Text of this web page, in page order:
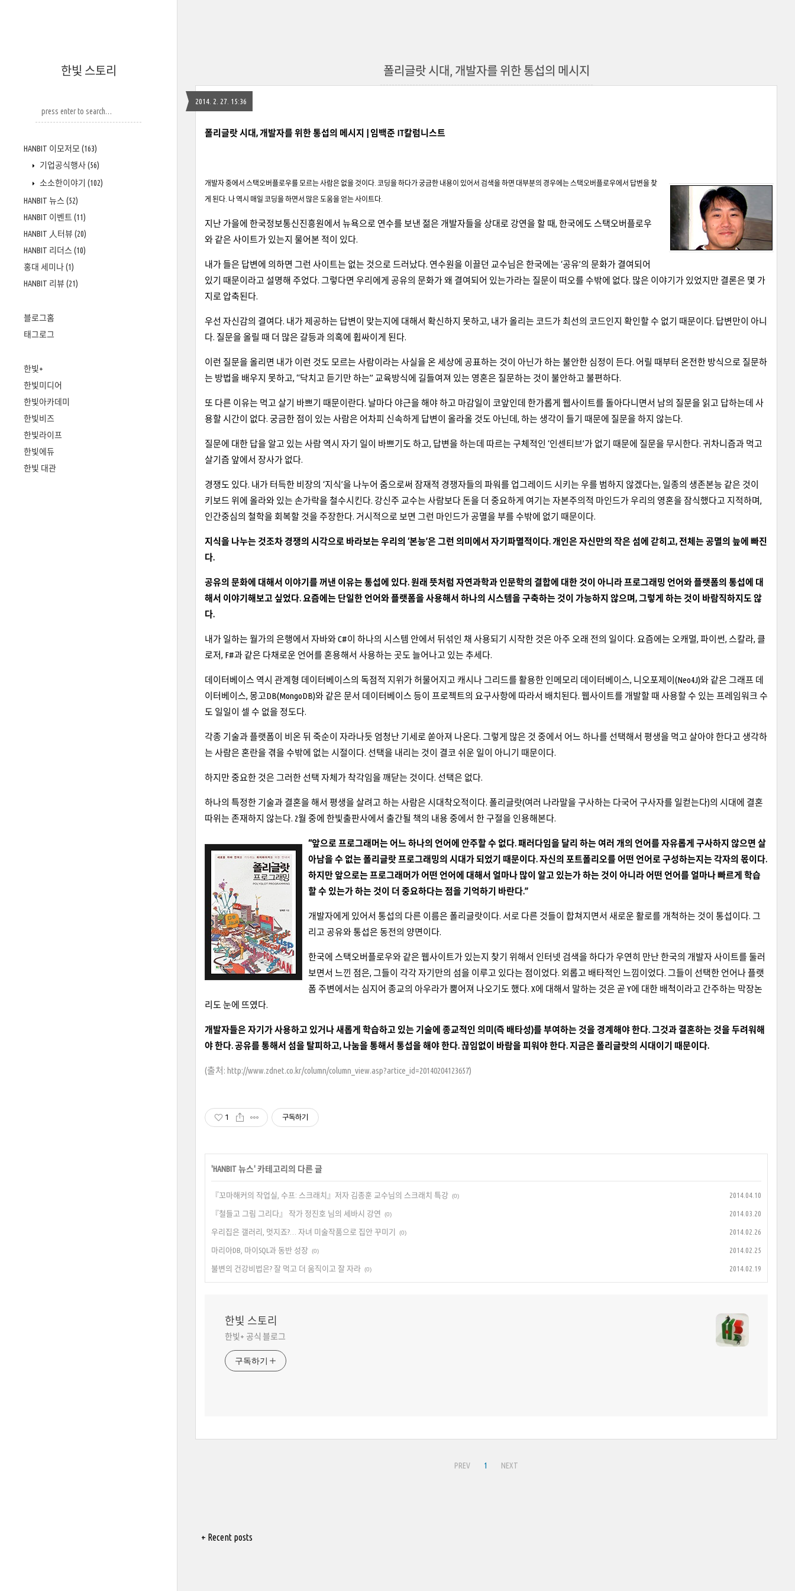
한빛 스토리
HANBIT 이모저모 (163)
기업공식행사(56)
소소한이야기 (102)
HANBIT 뉴스 (52)
HANBIT 이벤트 (11)
HANBIT 人터뷰 (20)
HANBIT 리더스 (10)
홍대 세미나(1)
HANBIT 리뷰 (21)
블로그홈
태그로그
한빛+
한빛미디어
한빛아카데미
한빛비즈
한빛라이프
한빛에듀
한빛 대관
폴리글랏 시대, 개발자를 위한 통섭의 메시지
2014. 2. 27. 15:36
폴리글랏 시대, 개발자를 위한 통섭의 메시지 | 임백준 IT칼럼니스트
개발자 중에서 스택오버플로우를 모르는 사람은 없을 것이다. 코딩을 하다가 궁금한 내용이 있어서 검색을 하면 대부분의 경우에는 스택오버플로우에서 답변을 찾
게 된다. 나 역시 매일 코딩을 하면서 많은 도움을 얻는 사이트다.
지난 가을에 한국정보통신진흥원에서 뉴욕으로 연수를 보낸 젊은 개발자들을 상대로 강연을 할 때, 한국에도 스택오버플로우
와 같은 사이트가 있는지 물어본 적이 있다.
내가 들은 답변에 의하면 그런 사이트는 없는 것으로 드러났다. 연수원을 이끌던 교수님은 한국에는 ‘공유’의 문화가 결여되어
있기 때문이라고 설명해 주었다. 그렇다면 우리에게 공유의 문화가 왜 결여되어 있는가라는 질문이 떠오를 수밖에 없다. 많은 이야기가 있었지만 결론은 몇 가
지로 압축된다.
우선 자신감의 결여다. 내가 제공하는 답변이 맞는지에 대해서 확신하지 못하고, 내가 올리는 코드가 최선의 코드인지 확인할 수 없기 때문이다. 답변만이 아니
다. 질문을 올릴 때 더 많은 갈등과 의혹에 휩싸이게 된다.
이런 질문을 올리면 내가 이런 것도 모르는 사람이라는 사실을 온 세상에 공표하는 것이 아닌가 하는 불안한 심정이 든다. 어릴 때부터 온전한 방식으로 질문하
는 방법을 배우지 못하고, “닥치고 듣기만 하는” 교육방식에 길들여져 있는 영혼은 질문하는 것이 불안하고 불편하다.
또 다른 이유는 먹고 살기 바쁘기 때문이란다. 날마다 야근을 해야 하고 마감일이 코앞인데 한가롭게 웹사이트를 돌아다니면서 남의 질문을 읽고 답하는데 사
용할 시간이 없다. 궁금한 점이 있는 사람은 어차피 신속하게 답변이 올라올 것도 아닌데, 하는 생각이 들기 때문에 질문을 하지 않는다.
질문에 대한 답을 알고 있는 사람 역시 자기 일이 바쁘기도 하고, 답변을 하는데 따르는 구체적인 ‘인센티브’가 없기 때문에 질문을 무시한다. 귀차니즘과 먹고
살기즘 앞에서 장사가 없다.
경쟁도 있다. 내가 터득한 비장의 ‘지식’을 나누어 줌으로써 잠재적 경쟁자들의 파워를 업그레이드 시키는 우를 범하지 않겠다는, 일종의 생존본능 같은 것이
키보드 위에 올라와 있는 손가락을 철수시킨다. 강신주 교수는 사람보다 돈을 더 중요하게 여기는 자본주의적 마인드가 우리의 영혼을 잠식했다고 지적하며,
인간중심의 철학을 회복할 것을 주장한다. 거시적으로 보면 그런 마인드가 공멸을 부를 수밖에 없기 때문이다.
지식을 나누는 것조차 경쟁의 시각으로 바라보는 우리의 ‘본능’은 그런 의미에서 자기파멸적이다. 개인은 자신만의 작은 섬에 갇히고, 전체는 공멸의 늪에 빠진
다.
공유의 문화에 대해서 이야기를 꺼낸 이유는 통섭에 있다. 원래 뜻처럼 자연과학과 인문학의 결합에 대한 것이 아니라 프로그래밍 언어와 플랫폼의 통섭에 대
해서 이야기해보고 싶었다. 요즘에는 단일한 언어와 플랫폼을 사용해서 하나의 시스템을 구축하는 것이 가능하지 않으며, 그렇게 하는 것이 바람직하지도 않
다.
내가 일하는 월가의 은행에서 자바와 C#이 하나의 시스템 안에서 뒤섞인 채 사용되기 시작한 것은 아주 오래 전의 일이다. 요즘에는 오캐멀, 파이썬, 스칼라, 클
로저, F#과 같은 다채로운 언어를 혼용해서 사용하는 곳도 늘어나고 있는 추세다.
데이터베이스 역시 관계형 데이터베이스의 독점적 지위가 허물어지고 캐시나 그리드를 활용한 인메모리 데이터베이스, 니오포제이(Neo4J)와 같은 그래프 데
이터베이스, 몽고DB(MongoDB)와 같은 문서 데이터베이스 등이 프로젝트의 요구사항에 따라서 배치된다. 웹사이트를 개발할 때 사용할 수 있는 프레임워크 수
도 일일이 셀 수 없을 정도다.
각종 기술과 플랫폼이 비온 뒤 죽순이 자라나듯 엄청난 기세로 쏟아져 나온다. 그렇게 많은 것 중에서 어느 하나를 선택해서 평생을 먹고 살아야 한다고 생각하
는 사람은 혼란을 겪을 수밖에 없는 시절이다. 선택을 내리는 것이 결코 쉬운 일이 아니기 때문이다.
하지만 중요한 것은 그러한 선택 자체가 착각임을 깨닫는 것이다. 선택은 없다.
하나의 특정한 기술과 결혼을 해서 평생을 살려고 하는 사람은 시대착오적이다. 폴리글랏(여러 나라말을 구사하는 다국어 구사자를 일컫는다)의 시대에 결혼
따위는 존재하지 않는다. 2월 중에 한빛출판사에서 출간될 책의 내용 중에서 한 구절을 인용해본다.
“앞으로 프로그래머는 어느 하나의 언어에 안주할 수 없다. 패러다임을 달리 하는 여러 개의 언어를 자유롭게 구사하지 않으면 살
아남을 수 없는 폴리글랏 프로그래밍의 시대가 되었기 때문이다. 자신의 포트폴리오를 어떤 언어로 구성하는지는 각자의 몫이다.
하지만 앞으로는 프로그래머가 어떤 언어에 대해서 얼마나 많이 알고 있는가 하는 것이 아니라 어떤 언어를 얼마나 빠르게 학습
할 수 있는가 하는 것이 더 중요하다는 점을 기억하기 바란다.”
개발자에게 있어서 통섭의 다른 이름은 폴리글랏이다. 서로 다른 것들이 합쳐지면서 새로운 활로를 개척하는 것이 통섭이다. 그
리고 공유와 통섭은 동전의 양면이다.
한국에 스택오버플로우와 같은 웹사이트가 있는지 찾기 위해서 인터넷 검색을 하다가 우연히 만난 한국의 개발자 사이트를 둘러
보면서 느낀 점은, 그들이 각각 자기만의 섬을 이루고 있다는 점이었다. 외롭고 배타적인 느낌이었다. 그들이 선택한 언어나 플랫
폼 주변에서는 심지어 종교의 아우라가 뿜어져 나오기도 했다. X에 대해서 말하는 것은 곧 Y에 대한 배척이라고 간주하는 막장논
리도 눈에 뜨였다.
개발자들은 자기가 사용하고 있거나 새롭게 학습하고 있는 기술에 종교적인 의미(즉 배타성)를 부여하는 것을 경계해야 한다. 그것과 결혼하는 것을 두려워해
야 한다. 공유를 통해서 섬을 탈피하고, 나눔을 통해서 통섭을 해야 한다. 끊임없이 바람을 피워야 한다. 지금은 폴리글랏의 시대이기 때문이다.
(출처: http://www.zdnet.co.kr/column/column_view.asp?artice_id=20140204123657)
1 구독하기
'HANBIT 뉴스' 카테고리의 다른 글
『꼬마해커의 작업실, 수프: 스크래치』저자 김종훈 교수님의 스크래치 특강 (0) 2014.04.10
『철들고 그림 그리다』 작가 정진호 님의 세바시 강연 (0) 2014.03.20
우리집은 갤러리, 멋지죠?… 자녀 미술작품으로 집안 꾸미기 (0) 2014.02.26
마리아DB, 마이SQL과 동반 성장 (0) 2014.02.25
불변의 건강비법은? 잘 먹고 더 움직이고 잘 자라 (0) 2014.02.19
한빛 스토리
한빛+ 공식 블로그
구독하기
PREV 1 NEXT
+ Recent posts